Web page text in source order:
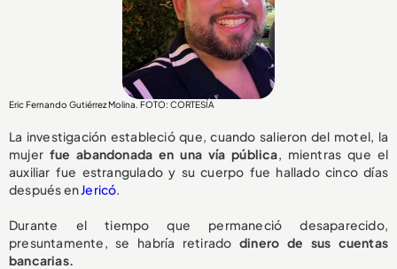
Eric Fernando Gutiérrez Molina. FOTO: CORTESÍA
La investigación estableció que, cuando salieron del motel, la
mujer fue abandonada en una vía pública, mientras que el
auxiliar fue estrangulado y su cuerpo fue hallado cinco días
después enJericó.
Durante el tiempo que permaneció desaparecido,
presuntamente, se habría retirado dinero de sus cuentas
bancarias.